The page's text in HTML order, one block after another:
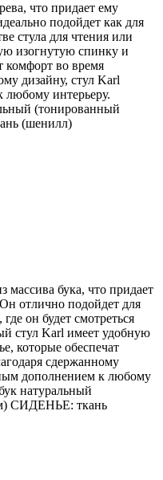
что придает ему
подойдет как для
стула для чтения или
изогнутую спинку и
комфорт во время
дизайну, стул Karl
любому интерьеру.
(тонированный
(шенилл)
бука, что придает
отлично подойдет для
он будет смотреться
стул Karl имеет удобную
которые обеспечат
сдержанному
дополнением к любому
натуральный
СИДЕНЬЕ: ткань